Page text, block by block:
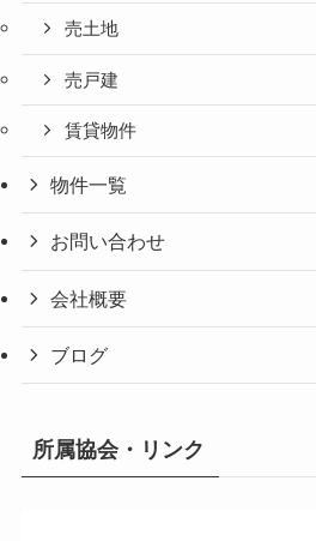
売土地
売戸建
賃貸物件
物件一覧
お問い合わせ
会社概要
ブログ
所属協会・リンク